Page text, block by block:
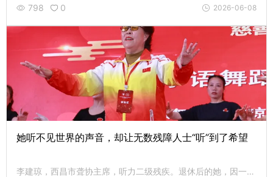
798
0 2026-06-08
她听不见世界的声音，却让无数残障人士“听”到了希望
李建琼，西昌市聋协主席，听力二级残疾。退休后的她，因一场始料未及的失聪，踏上了公益之路。她组建“月亮视频群”，成立舞蹈队、摄影队、残疾人艺术团，二十年如一日，带领700多名残障人士走出家门、融入社会。